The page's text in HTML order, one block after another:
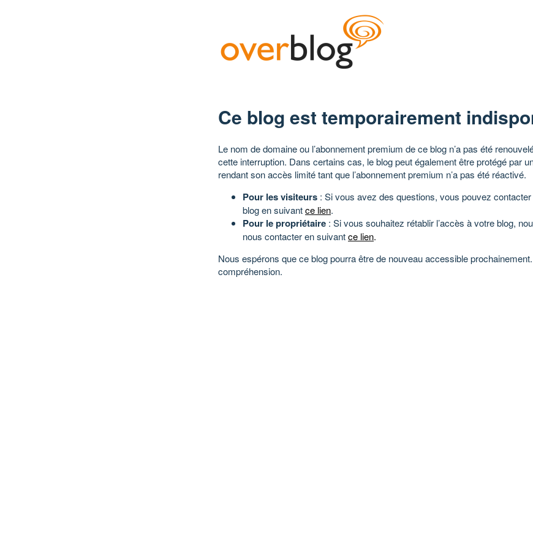
Ce blog est temporairement
Le nom de domaine ou l’abonnement premium de ce blog n’a pas été
cette interruption. Dans certains cas, le blog peut également être protégé par
rendant son accès limité tant que l’abonnement premium n’a pas été réactivé.
Pour les visiteurs : Si vous avez des questions, vous pouvez
blog en suivantce lien.
Pour le propriétaire : Si vous souhaitez rétablir l’accès à votre blog,
nous contacter en suivantce lien.
Nous espérons que ce blog pourra être de nouveau accessible
compréhension.